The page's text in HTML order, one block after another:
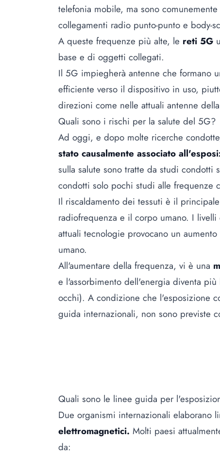
telefonia mobile, ma sono
collegamenti radio punto-punto e body-
A queste frequenze più alte, le reti 5G
base e di oggetti collegati.
Il 5G impiegherà antenne che formano
efficiente verso il dispositivo in uso,
direzioni come nelle attuali antenne
Quali sono i rischi per la salute del 5G?
Ad oggi, e dopo molte ricerche
stato causalmente associato
sulla salute sono tratte da studi
condotti solo pochi studi alle frequenze
Il riscaldamento dei tessuti è il
radiofrequenza e il corpo umano. I
attuali tecnologie provocano un
umano.
All'aumentare della frequenza, vi è una
e l'assorbimento dell'energia diventa
occhi). A condizione che l'esposizione
guida internazionali, non sono previste
Quali sono le linee guida per
Due organismi internazionali elaborano
elettromagnetici. Molti paesi
da: